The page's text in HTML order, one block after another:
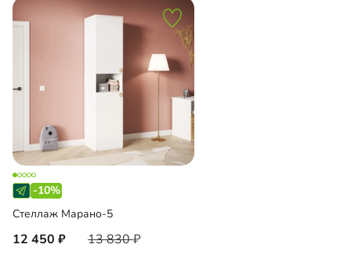
-10%
Стеллаж Марано-5
12 450 13 830